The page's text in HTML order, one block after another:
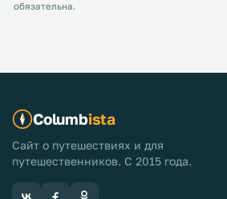
обязательна.
Columbista
Сайт о путешествиях и для
путешественников. С 2015 года.